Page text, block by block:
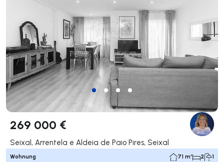
269 000 €
Seixal, Arrentela e Aldeia de Paio Pires, Seixal
Wohnung 71 m² 2 1